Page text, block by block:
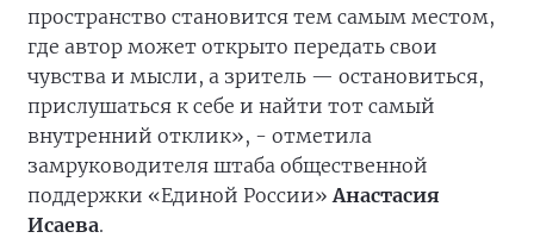
пространство становится тем самым местом,
где автор может открыто передать свои
чувства и мысли, а зритель — остановиться,
прислушаться к себе и найти тот самый
внутренний отклик», - отметила
замруководителя штаба общественной
поддержки «Единой России» Анастасия
Исаева.